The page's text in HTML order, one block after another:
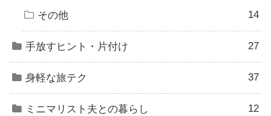
その他 14
手放すヒント・片付け 27
身軽な旅テク 37
ミニマリスト夫との暮らし 12